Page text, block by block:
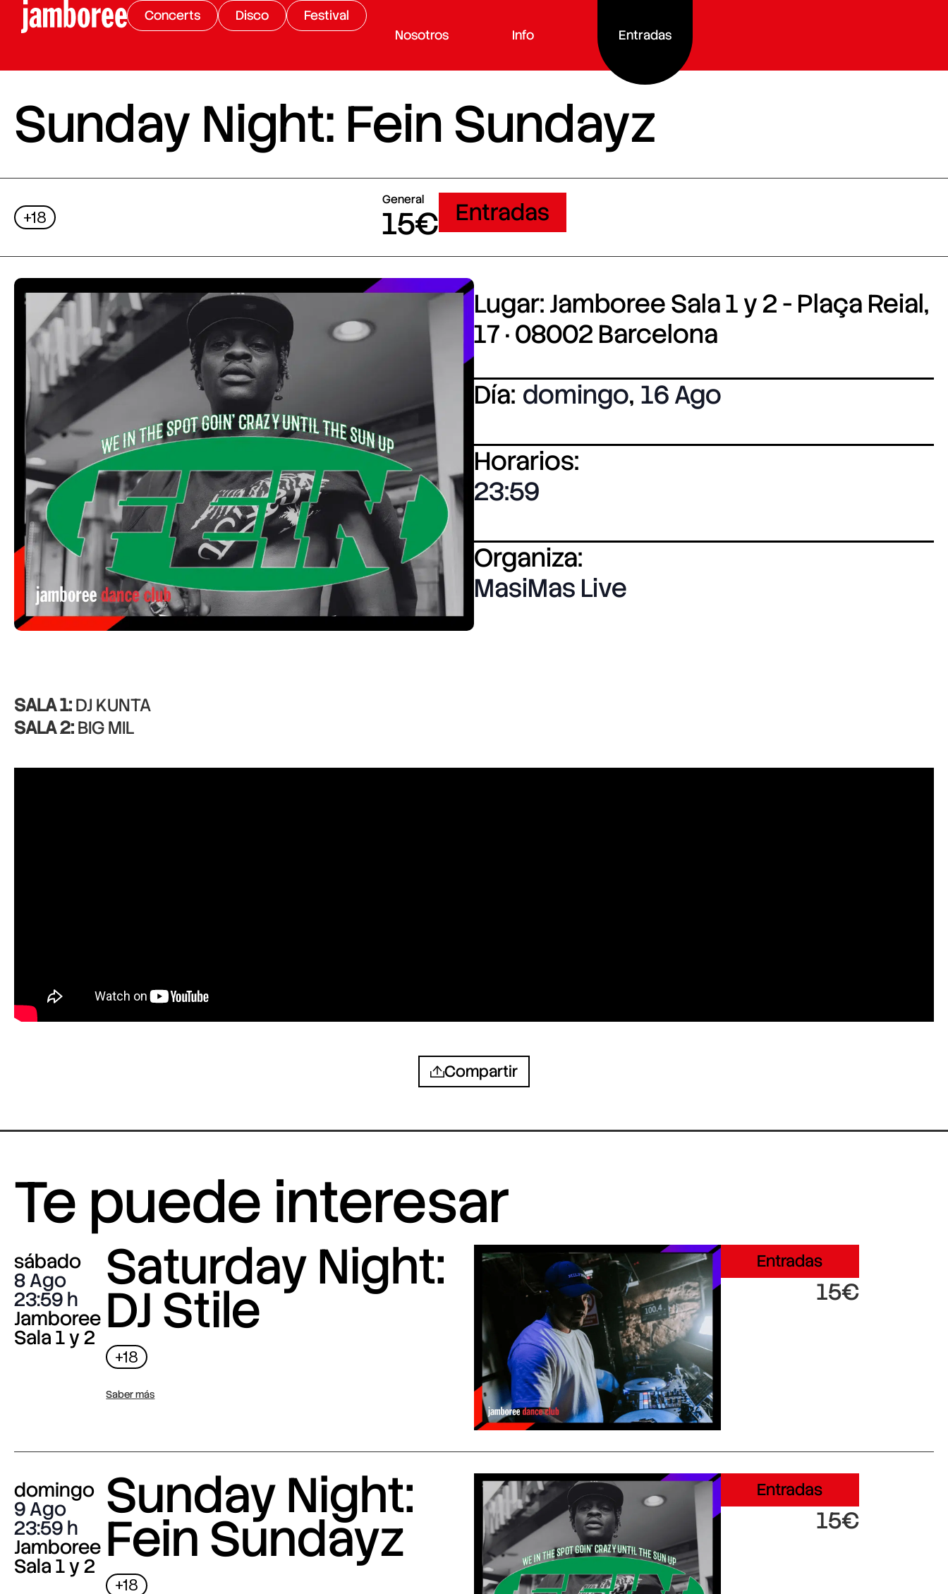
Concerts Disco
Festival
Nosotros
Info Entradas
Sunday Night: Fein Sundayz
+18
General
15€ Entradas
Lugar: Jamboree Sala 1 y 2 - Plaça Reial,
17 · 08002 Barcelona
Día: domingo, 16 Ago
Horarios:
23:59
Organiza:
MasiMas Live
SALA 1:DJ KUNTA
SALA 2:BIG MIL
Compartir
Te puede interesar
sábado
8 Ago
23:59
Jamboree
Sala 1 y 2
Saturday Night:
DJ Stile
+18
Saber más
Entradas
15€
domingo
9 Ago
23:59
Jamboree
Sala 1 y 2
Sunday Night:
Fein Sundayz
+18
Entradas
15€